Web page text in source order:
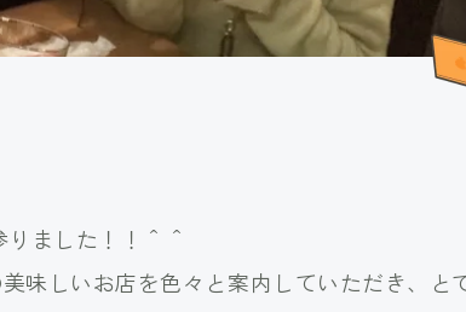
ました！！＾＾
味しいお店を色々と案内していただき、と